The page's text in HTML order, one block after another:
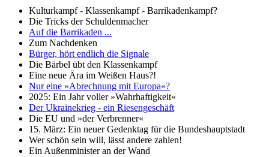
Kulturkampf - Klassenkampf - Barrikadenkampf?
Die Tricks der Schuldenmacher
Auf die Barrikaden ...
Zum Nachdenken
Bürger, hört endlich die Signale
Die Bärbel übt den Klassenkampf
Eine neue Ära im Weißen Haus?!
Nur eine »Abrechnung mit Europa«?
2025: Ein Jahr voller »Wahrhaftigkeit«
Der Ukrainekrieg - ein Riesengeschäft
Die EU und »der Verbrenner«
15. März: Ein neuer Gedenktag für die Bundeshauptstadt
Wer schön sein will, lässt andere zahlen!
Ein Außenminister an der Wand